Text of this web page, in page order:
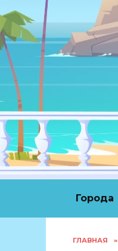
к
содержанию
Города
ГЛАВНАЯ »